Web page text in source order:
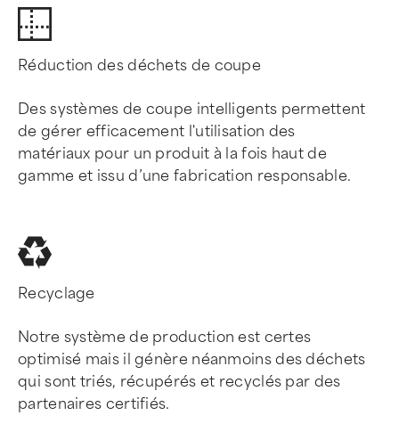
Réduction des déchets de coupe
Des systèmes de coupe intelligents permettent
de gérer efficacement l'utilisation des
matériaux pour un produit à la fois haut de
gamme et issu d’une fabrication responsable.
Recyclage
Notre système de production est certes
optimisé mais il génère néanmoins des déchets
qui sont triés, récupérés et recyclés par des
partenaires certifiés.